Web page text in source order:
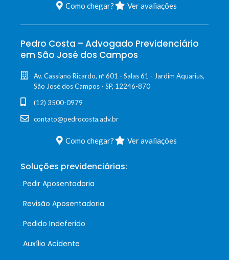
Como chegar? Ver avaliações
Pedro Costa – Advogado Previdenciário
em São José dos Campos
Av. Cassiano Ricardo, nº 601 - Salas 61 - Jardim Aquarius,
São José dos Campos - SP, 12246-870
(12) 3500-0979
contato@pedrocosta.adv.br
Como chegar? Ver avaliações
Soluções previdenciárias:
Pedir Aposentadoria
Revisão Aposentadoria
Pedido Indeferido
Auxílio Acidente